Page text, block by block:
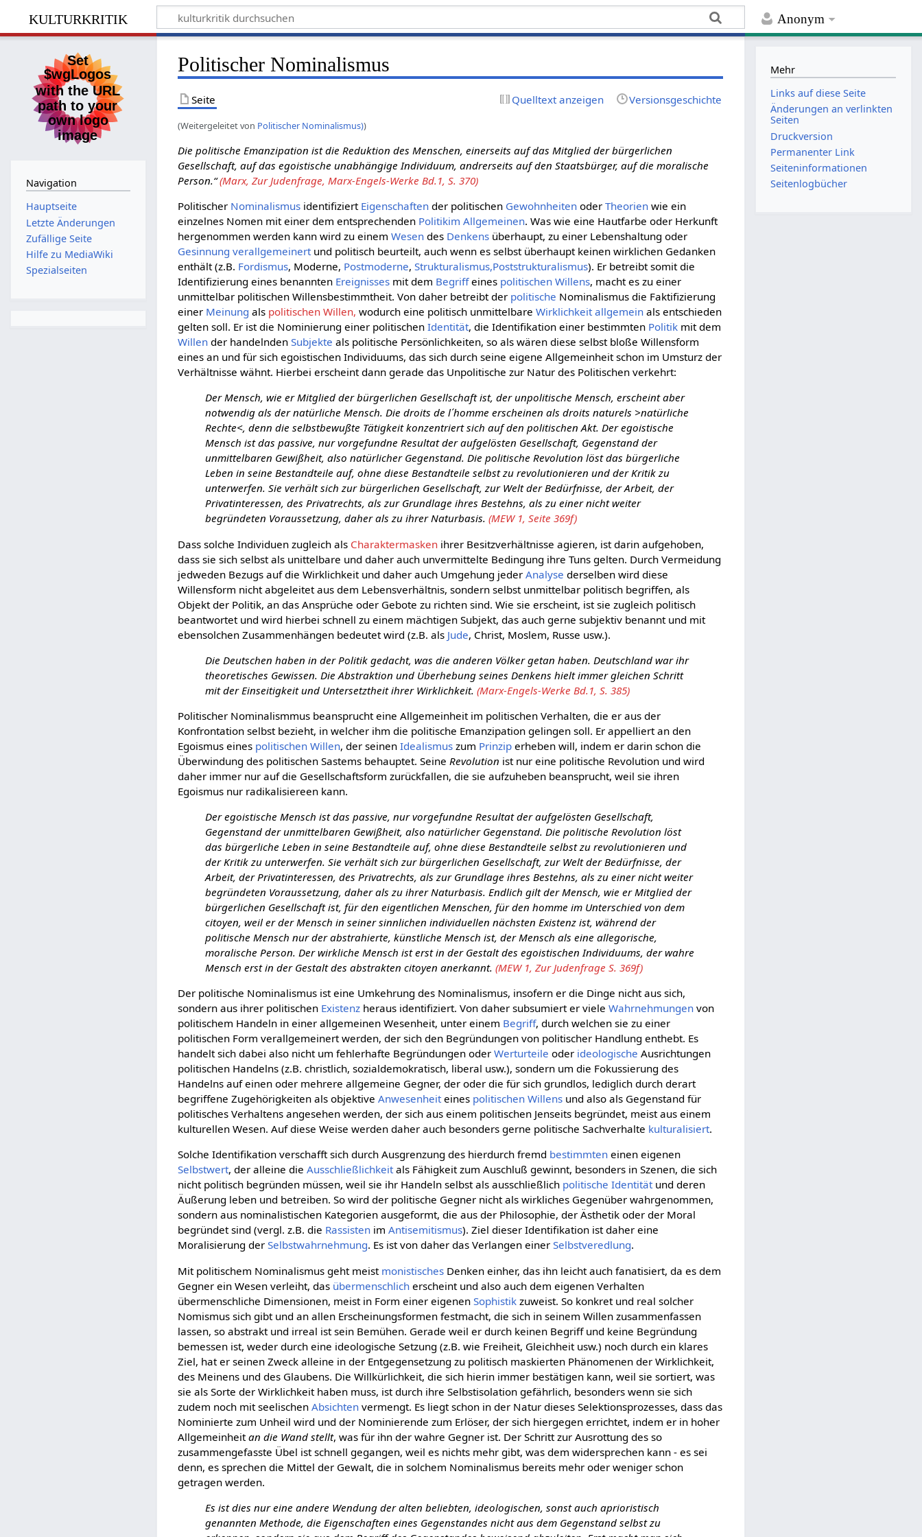
Anonym
kulturkritik
Politischer Nominalismus
Seite Quelltext anzeigen Versionsgeschichte
(Weitergeleitet von Politischer Nominalismus))
Die politische Emanzipation ist die Reduktion des Menschen, einerseits auf das Mitglied der bürgerlichen
Gesellschaft, auf das egoistische unabhängige Individuum, andrerseits auf den Staatsbürger, auf die moralische
Person.“(Marx, Zur Judenfrage, Marx-Engels-Werke Bd.1, S. 370)
Politischer Nominalismus identifiziert Eigenschaften der politischen Gewohnheiten oderTheorien wie ein
einzelnes Nomen mit einer dem entsprechenden Politikim Allgemeinen. Was wie eine Hautfarbe oder Herkunft
hergenommen werden kann wird zu einemWesen des Denkens überhaupt, zu einer Lebenshaltung oder
Gesinnung verallgemeinertund politisch beurteilt, auch wenn es selbst überhaupt keinen wirklichen Gedanken
enthält (z.B. Fordismus, Moderne, Postmoderne,Strukturalismus,Poststrukturalismus). Er betreibt somit die
Identifizierung eines benannten Ereignisses mit dem Begriffeines politischen Willens, macht es zu einer
unmittelbar politischen Willensbestimmtheit. Von daher betreibt der politische Nominalismus die Faktifizierung
einer Meinung als politischen Willen, wodurch eine politisch unmittelbareWirklichkeit allgemein als entschieden
gelten soll. Er ist die Nominierung einer politischenIdentität, die Identifikation einer bestimmten Politik mit dem
Willen der handelndenSubjekte als politische Persönlichkeiten, so als wären diese selbst bloße Willensform
eines an und für sich egoistischen Individuums, das sich durch seine eigene Allgemeinheit schon im Umsturz der
Verhältnisse wähnt. Hierbei erscheint dann gerade das Unpolitische zur Natur des Politischen verkehrt:
Der Mensch, wie er Mitglied der bürgerlichen Gesellschaft ist, der unpolitische Mensch, erscheint aber
notwendig als der natürliche Mensch. Die droits de l´homme erscheinen als droits naturels >natürliche
Rechte<, denn die selbstbewußte Tätigkeit konzentriert sich auf den politischen Akt. Der egoistische
Mensch ist das passive, nur vorgefundne Resultat der aufgelösten Gesellschaft, Gegenstand der
unmittelbaren Gewißheit, also natürlicher Gegenstand. Die politische Revolution löst das bürgerliche
Leben in seine Bestandteile auf, ohne diese Bestandteile selbst zu revolutionieren und der Kritik zu
unterwerfen. Sie verhält sich zur bürgerlichen Gesellschaft, zur Welt der Bedürfnisse, der Arbeit, der
Privatinteressen, des Privatrechts, als zur Grundlage ihres Bestehns, als zu einer nicht weiter
begründeten Voraussetzung, daher als zu ihrer Naturbasis.(MEW 1, Seite 369f)
Dass solche Individuen zugleich als Charaktermasken ihrer Besitzverhältnisse agieren, ist darin aufgehoben,
dass sie sich selbst als unittelbare und daher auch unvermittelte Bedingung ihre Tuns gelten. Durch Vermeidung
jedweden Bezugs auf die Wirklichkeit und daher auch Umgehung jederAnalyse derselben wird diese
Willensform nicht abgeleitet aus dem Lebensverhältnis, sondern selbst unmittelbar politisch begriffen, als
Objekt der Politik, an das Ansprüche oder Gebote zu richten sind. Wie sie erscheint, ist sie zugleich politisch
beantwortet und wird hierbei schnell zu einem mächtigen Subjekt, das auch gerne subjektiv benannt und mit
ebensolchen Zusammenhängen bedeutet wird (z.B. als Jude, Christ, Moslem, Russe usw.).
Die Deutschen haben in der Politik gedacht, was die anderen Völker getan haben. Deutschland war ihr
theoretisches Gewissen. Die Abstraktion und Überhebung seines Denkens hielt immer gleichen Schritt
mit der Einseitigkeit und Untersetztheit ihrer Wirklichkeit.(Marx-Engels-Werke Bd.1, S. 385)
Politischer Nominalismmus beansprucht eine Allgemeinheit im politischen Verhalten, die er aus der
Konfrontation selbst bezieht, in welcher ihm die politische Emanzipation gelingen soll. Er appelliert an den
Egoismus eines politischen Willen, der seinenIdealismus zum Prinzip erheben will, indem er darin schon die
Überwindung des politischen Sastems behauptet. Seine Revolution ist nur eine politische Revolution und wird
daher immer nur auf die Gesellschaftsform zurückfallen, die sie aufzuheben beansprucht, weil sie ihren
Egoismus nur radikalisiereen kann.
Der egoistische Mensch ist das passive, nur vorgefundne Resultat der aufgelösten Gesellschaft,
Gegenstand der unmittelbaren Gewißheit, also natürlicher Gegenstand. Die politische Revolution löst
das bürgerliche Leben in seine Bestandteile auf, ohne diese Bestandteile selbst zu revolutionieren und
der Kritik zu unterwerfen. Sie verhält sich zur bürgerlichen Gesellschaft, zur Welt der Bedürfnisse, der
Arbeit, der Privatinteressen, des Privatrechts, als zur Grundlage ihres Bestehns, als zu einer nicht weiter
begründeten Voraussetzung, daher als zu ihrer Naturbasis. Endlich gilt der Mensch, wie er Mitglied der
bürgerlichen Gesellschaft ist, für den eigentlichen Menschen, für den homme im Unterschied von dem
citoyen, weil er der Mensch in seiner sinnlichen individuellen nächsten Existenz ist, während der
politische Mensch nur der abstrahierte, künstliche Mensch ist, der Mensch als eine allegorische,
moralische Person. Der wirkliche Mensch ist erst in der Gestalt des egoistischen Individuums, der wahre
Mensch erst in der Gestalt des abstrakten citoyen anerkannt.(MEW 1, Zur Judenfrage S. 369f)
Der politische Nominalismus ist eine Umkehrung des Nominalismus, insofern er die Dinge nicht aus sich,
sondern aus ihrer politischen Existenz heraus identifiziert. Von daher subsumiert er vieleWahrnehmungen von
politischem Handeln in einer allgemeinen Wesenheit, unter einem Begriff, durch welchen sie zu einer
politischen Form verallgemeinert werden, der sich den Begründungen von politischer Handlung enthebt. Es
handelt sich dabei also nicht um fehlerhafte Begründungen oderWerturteile oder ideologische Ausrichtungen
politischen Handelns (z.B. christlich, sozialdemokratisch, liberal usw.), sondern um die Fokussierung des
Handelns auf einen oder mehrere allgemeine Gegner, der oder die für sich grundlos, lediglich durch derart
begriffene Zugehörigkeiten als objektiveAnwesenheiteines politischen Willens und also als Gegenstand für
politisches Verhaltens angesehen werden, der sich aus einem politischen Jenseits begründet, meist aus einem
kulturellen Wesen. Auf diese Weise werden daher auch besonders gerne politische Sachverhalte kulturalisiert.
Solche Identifikation verschafft sich durch Ausgrenzung des hierdurch fremd bestimmten einen eigenen
Selbstwert, der alleine dieAusschließlichkeitals Fähigkeit zum Auschluß gewinnt, besonders in Szenen, die sich
nicht politisch begründen müssen, weil sie ihr Handeln selbst als ausschließlich politische Identitätund deren
Äußerung leben und betreiben. So wird der politische Gegner nicht als wirkliches Gegenüber wahrgenommen,
sondern aus nominalistischen Kategorien ausgeformt, die aus der Philosophie, der Ästhetik oder der Moral
begründet sind (vergl. z.B. die Rassisten imAntisemitismus). Ziel dieser Identifikation ist daher eine
Moralisierung derSelbstwahrnehmung. Es ist von daher das Verlangen einerSelbstveredlung.
Mit politischem Nominalismus geht meist monistisches Denken einher, das ihn leicht auch fanatisiert, da es dem
Gegner ein Wesen verleiht, das übermenschlich erscheint und also auch dem eigenen Verhalten
übermenschliche Dimensionen, meist in Form einer eigenenSophistik zuweist. So konkret und real solcher
Nomismus sich gibt und an allen Erscheinungsformen festmacht, die sich in seinem Willen zusammenfassen
lassen, so abstrakt und irreal ist sein Bemühen. Gerade weil er durch keinen Begriff und keine Begründung
bemessen ist, weder durch eine ideologische Setzung (z.B. wie Freiheit, Gleichheit usw.) noch durch ein klares
Ziel, hat er seinen Zweck alleine in der Entgegensetzung zu politisch maskierten Phänomenen der Wirklichkeit,
des Meinens und des Glaubens. Die Willkürlichkeit, die sich hierin immer bestätigen kann, weil sie sortiert, was
sie als Sorte der Wirklichkeit haben muss, ist durch ihre Selbstisolation gefährlich, besonders wenn sie sich
zudem noch mit seelischenAbsichten vermengt. Es liegt schon in der Natur dieses Selektionsprozesses, dass das
Nominierte zum Unheil wird und der Nominierende zum Erlöser, der sich hiergegen errichtet, indem er in hoher
Allgemeinheitan die Wand stellt, was für ihn der wahre Gegner ist. Der Schritt zur Ausrottung des so
zusammengefasste Übel ist schnell gegangen, weil es nichts mehr gibt, was dem widersprechen kann - es sei
denn, es sprechen die Mittel der Gewalt, die in solchem Nominalismus bereits mehr oder weniger schon
getragen werden.
Es ist dies nur eine andere Wendung der alten beliebten, ideologischen, sonst auch aprioristisch
genannten Methode, die Eigenschaften eines Gegenstandes nicht aus dem Gegenstand selbst zu
Navigation
Hauptseite
Letzte Änderungen
Zufällige Seite
Hilfe zu MediaWiki
Spezialseiten
Mehr
Links auf diese Seite
Änderungen an verlinkten
Seiten
Druckversion
Permanenter Link
Seiten­­informationen
Seitenlogbücher